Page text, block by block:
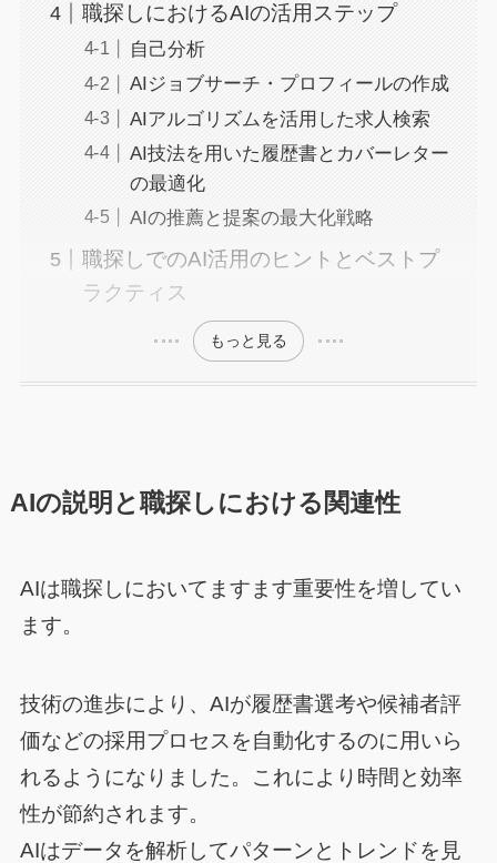
職探しにおけるAIの活用ステップ
自己分析
AIジョブサーチ・プロフィールの作成
AIアルゴリズムを活用した求人検索
AI技法を用いた履歴書とカバーレター
の最適化
AIの推薦と提案の最大化戦略
職探しでのAI活用のヒントとベストプ
ラクティス
もっと見る
AIの説明と職探しにおける関連性
AIは職探しにおいてますます重要性を増してい
ます。
技術の進歩により、AIが履歴書選考や候補者評
価などの採用プロセスを自動化するのに用いら
れるようになりました。これにより時間と効率
性が節約されます。
AIはデータを解析してパターンとトレンドを見